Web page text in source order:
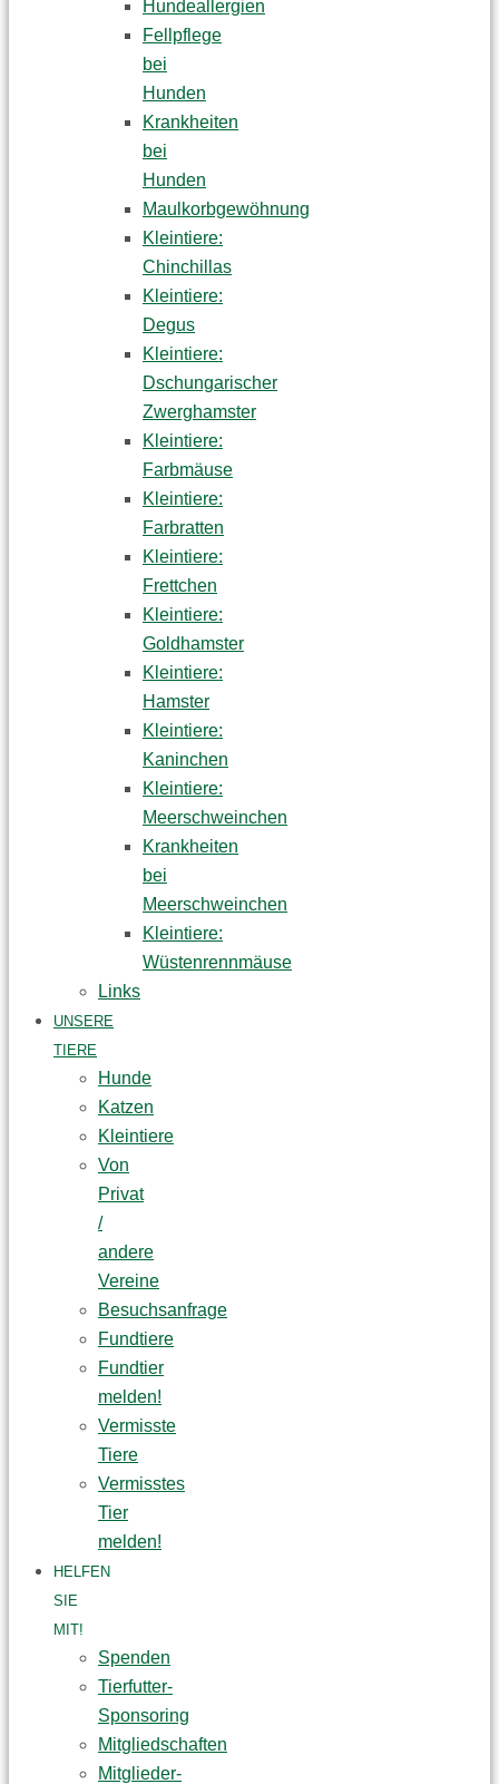
Hundeallergien
Fellpflege
bei
Hunden
Krankheiten
bei
Hunden
Maulkorbgewöhnung
Kleintiere:
Chinchillas
Kleintiere:
Degus
Kleintiere:
Dschungarischer
Zwerghamster
Kleintiere:
Farbmäuse
Kleintiere:
Farbratten
Kleintiere:
Frettchen
Kleintiere:
Goldhamster
Kleintiere:
Hamster
Kleintiere:
Kaninchen
Kleintiere:
Meerschweinchen
Krankheiten
bei
Meerschweinchen
Kleintiere:
Wüstenrennmäuse
Links
UNSERE
TIERE
Hunde
Katzen
Kleintiere
Von
Privat
/
andere
Vereine
Besuchsanfrage
Fundtiere
Fundtier
melden!
Vermisste
Tiere
Vermisstes
Tier
melden!
HELFEN
SIE
MIT!
Spenden
Tierfutter-
Sponsoring
Mitgliedschaften
Mitglieder-